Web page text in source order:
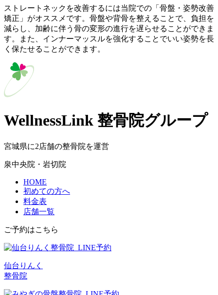
ストレートネックを改善するには当院での「骨盤・姿勢改善
矯正」がオススメです。骨盤や背骨を整えることで、負担を
減らし、加齢に伴う骨の変形の進行を遅らせることができま
す。また、インナーマッスルを強化することでいい姿勢を長
く保たせることができます。
WellnessLink 整骨院グループ
宮城県に2店舗の整骨院を運営
泉中央院・岩切院
HOME
初めての方へ
料金表
店舗一覧
ご予約はこちら
仙台りんく
整骨院